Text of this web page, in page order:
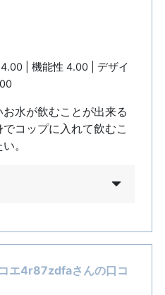
| 機能性 4.00 | デザイ
水が飲むことが出来る
コップに入れて飲むこ
。
エ4r87zdfaさんの口コ